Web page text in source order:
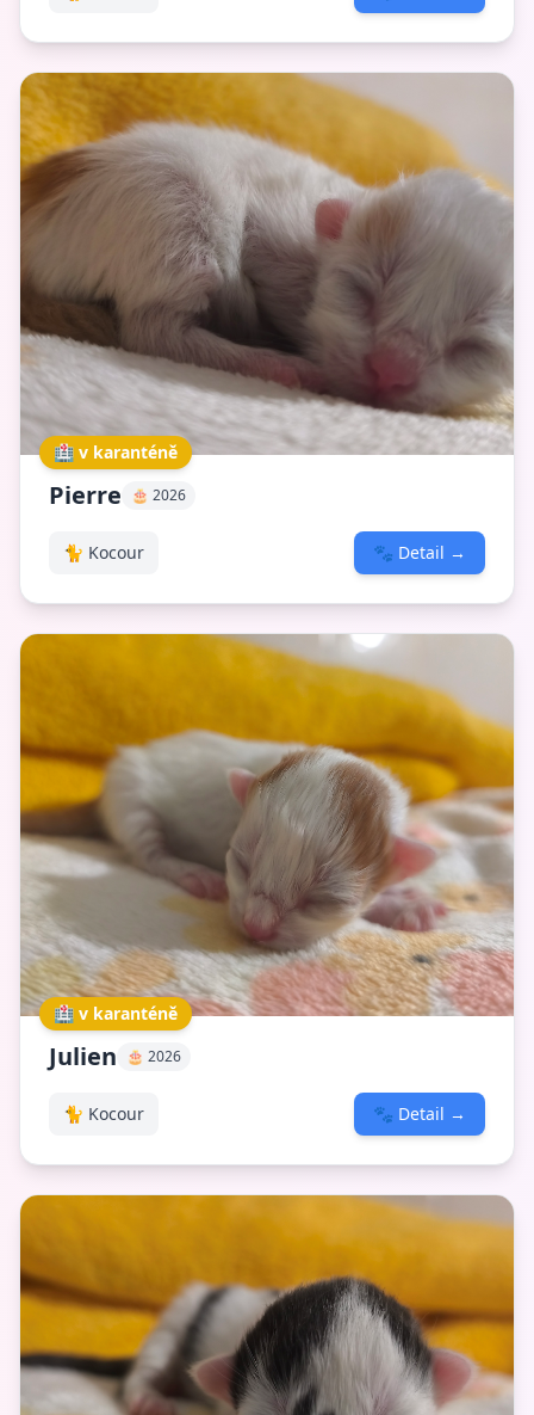
🏥 v karanténě
Pierre 🎂 2026
🐈 Kocour 🐾 Detail →
🏥 v karanténě
Julien 🎂 2026
🐈 Kocour 🐾 Detail →